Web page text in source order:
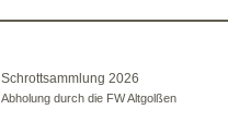
Schrottsammlung 2026
Abholung durch die FW Altgolßen